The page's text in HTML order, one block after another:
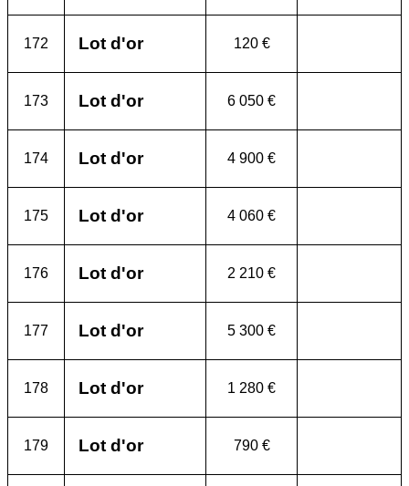
172 Lot d'or 120 €
173 Lot d'or 6 050 €
174 Lot d'or 4 900 €
175 Lot d'or 4 060 €
176 Lot d'or 2 210 €
177 Lot d'or 5 300 €
178 Lot d'or 1 280 €
179 Lot d'or 790 €